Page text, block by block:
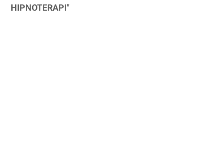
HIPNOTERAPI"